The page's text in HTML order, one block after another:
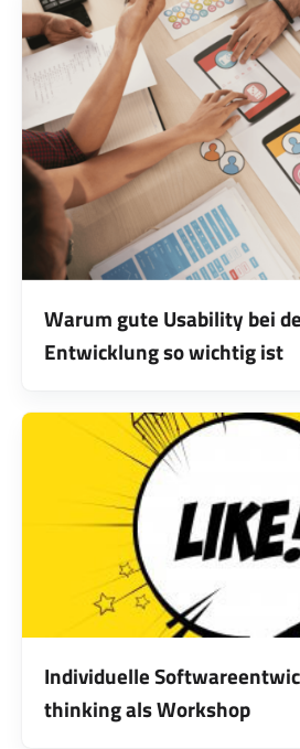
Warum gute Usability bei
Entwicklung so wichtig ist
Individuelle
thinking als Workshop